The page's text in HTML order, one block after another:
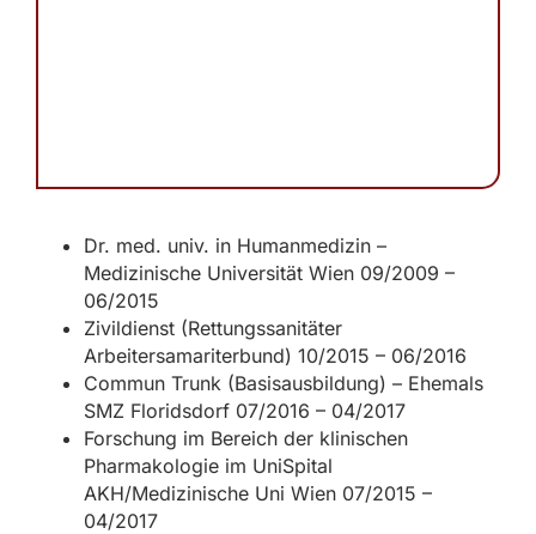
Dr. med. univ. in Humanmedizin –
Medizinische Universität Wien 09/2009 –
06/2015
Zivildienst (Rettungssanitäter
Arbeitersamariterbund) 10/2015 – 06/2016
Commun Trunk (Basisausbildung) – Ehemals
SMZ Floridsdorf 07/2016 – 04/2017
Forschung im Bereich der klinischen
Pharmakologie im UniSpital
AKH/Medizinische Uni Wien 07/2015 –
04/2017